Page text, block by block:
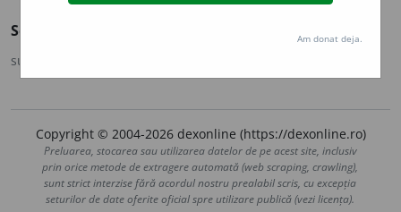
Sen/a, -ă, -ecăuți,
sursa:
Copyright © 2004-2026 dexonline (https://dexonline.ro)
Preluarea, stocarea sau utilizarea datelor de pe acest site, inclusiv
prin orice metode de extragere automată (web scraping, crawling),
sunt strict interzise fără acordul nostru prealabil scris, cu excepția
seturilor de date oferite oficial spre utilizare publică (vezi licența).
Am donat deja.